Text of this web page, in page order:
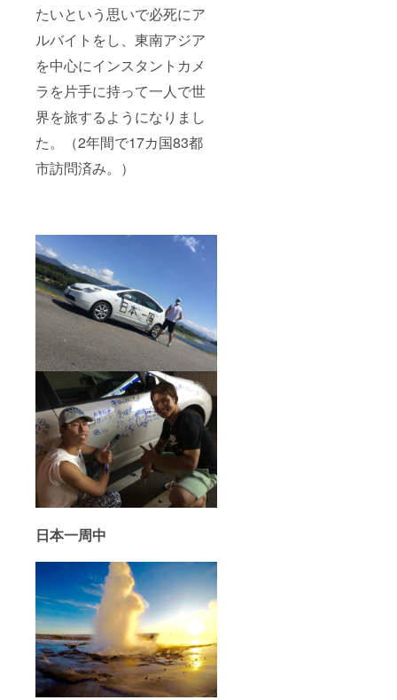
たいという思いで必死にア
ルバイトをし、東南アジア
を中心にインスタントカメ
ラを片手に持って一人で世
界を旅するようになりまし
た。（2年間で17カ国83都
市訪問済み。）
日本一周中